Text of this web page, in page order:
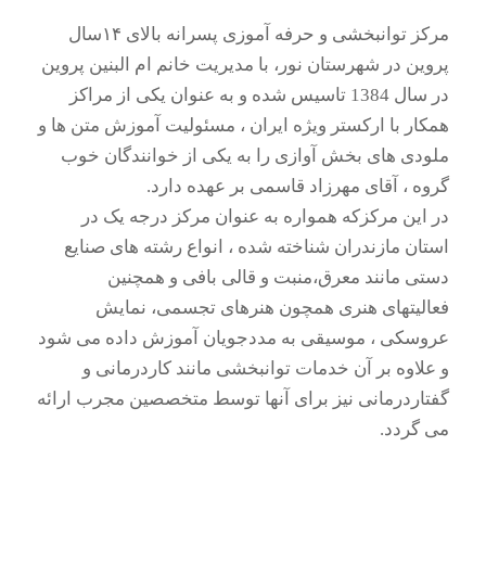
مرکز توانبخشی و حرفه آموزی پسرانه بالای ۱۴سال
پروین در شهرستان نور، با مدیریت خانم ام البنین پروین
در سال 1384 تاسیس شده و به عنوان یکی از مراکز
همکار با ارکستر ویژه ایران ، مسئولیت آموزش متن ها و
ملودی های بخش آوازی را به یکی از خوانندگان خوب
گروه ، آقای مهرزاد قاسمی بر عهده دارد.
در این مرکزکه همواره به عنوان مرکز درجه یک در
استان مازندران شناخته شده ، انواع رشته های صنایع
دستی مانند معرق،منبت و قالی بافی و همچنین
فعالیتهای هنری همچون هنرهای تجسمی، نمایش
عروسکی ، موسیقی به مددجویان آموزش داده می شود
و علاوه بر آن خدمات توانبخشی مانند کاردرمانی و
گفتاردرمانی نیز برای آنها توسط متخصصین مجرب ارائه
می گردد.